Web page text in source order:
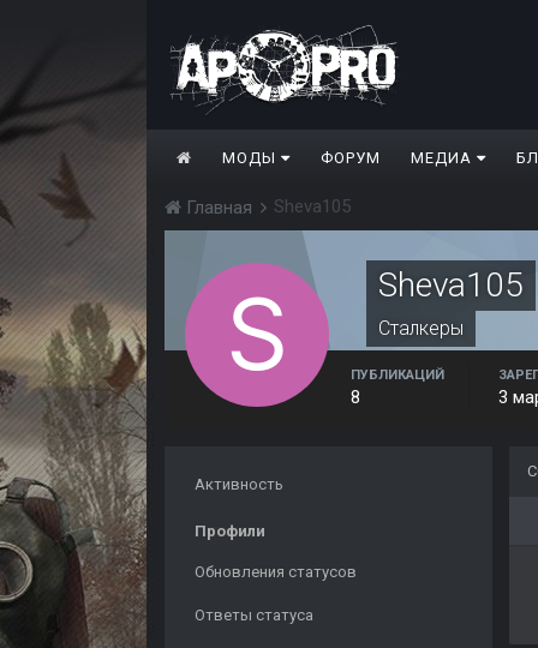
МОДЫ ФОРУМ МЕДИА
Главная Sheva105
Sheva105
Сталкеры
ПУБЛИКАЦИЙ
8 3
Активность
Профили
Обновления статусов
Ответы статуса